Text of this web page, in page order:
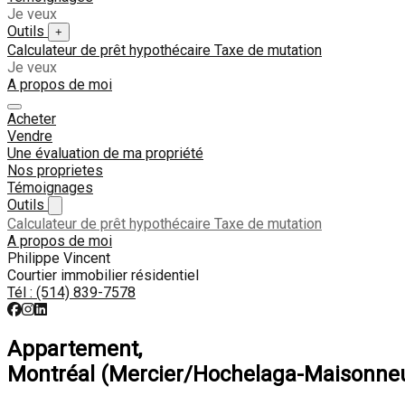
Je veux
Outils
+
Calculateur de prêt hypothécaire Taxe de mutation
Je veux
A propos de moi
Acheter
Vendre
Une évaluation de ma propriété
Nos proprietes
Témoignages
Outils
Calculateur de prêt hypothécaire Taxe de mutation
A propos de moi
Philippe Vincent
Courtier immobilier résidentiel
Tél : (514) 839-7578
Appartement,
Montréal (Mercier/Hochelaga-